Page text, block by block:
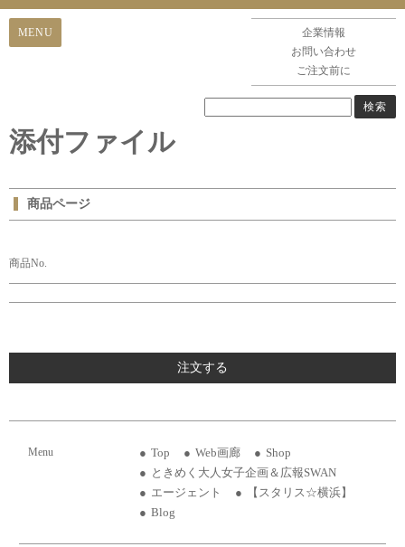
企業情報
お問い合わせ
ご注文前に
添付ファイル
商品ページ
商品No.
注文する
Menu Top Web画廊
Shop
ときめく大人女子企画＆広報SWAN
エージェント
【スタリス☆横浜】
Blog